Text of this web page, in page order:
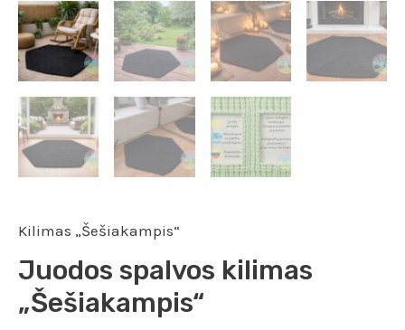
Kilimas „Šešiakampis“
Juodos spalvos kilimas
„Šešiakampis“